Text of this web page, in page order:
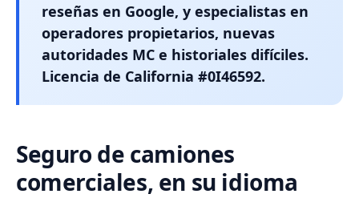
reseñas en Google, y especialistas en
operadores propietarios, nuevas
autoridades MC e historiales difíciles.
Licencia de California #0I46592.
Seguro de camiones
comerciales, en su idioma